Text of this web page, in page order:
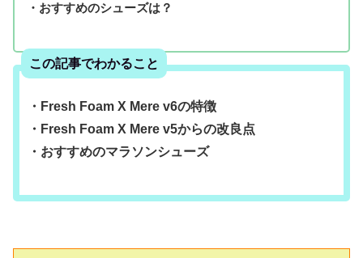
・おすすめのシューズは？
この記事でわかること
・Fresh Foam X Mere v6の特徴
・Fresh Foam X Mere v5からの改良点
・おすすめのマラソンシューズ